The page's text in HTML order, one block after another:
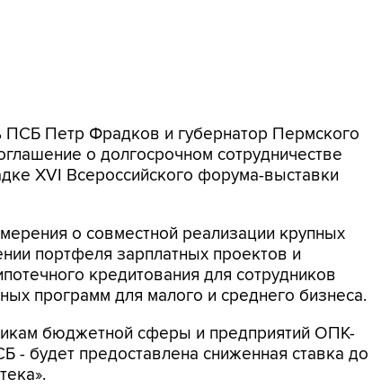
ПСБ Петр Фрадков и губернатор Пермского
о долгосрочном сотрудничестве
XVI Всероссийского форума-выставки
о совместной реализации крупных
портфеля зарплатных проектов и
кредитования для сотрудников
программ для малого и среднего бизнеса.
бюджетной сферы и предприятий ОПК-
- будет предоставлена сниженная ставка до